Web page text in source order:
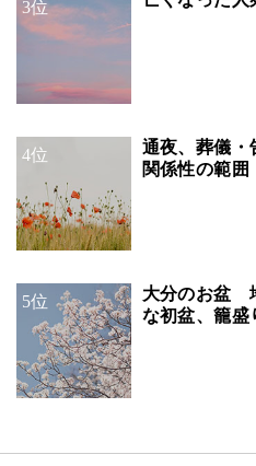
3位
4位
通夜、葬儀・
関係性の範囲
5位
大分のお盆
な初盆、籠盛